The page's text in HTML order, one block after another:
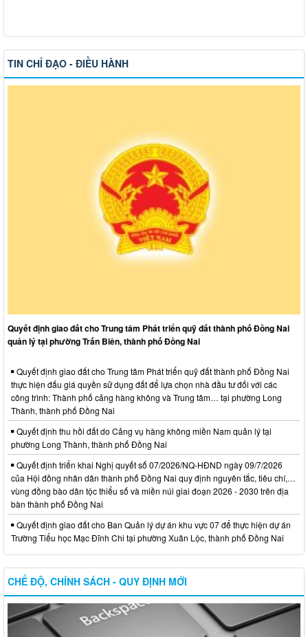
TIN CHỈ ĐẠO - ĐIỀU HÀNH
Quyết định giao đất cho Trung tâm Phát triển quỹ đất thành phố Đồng Nai
quản lý tại phường Trấn Biên, thành phố Đồng Nai
Quyết định giao đất cho Trung tâm Phát triển quỹ đất thành phố Đồng Nai
thực hiện đấu giá quyền sử dụng đất để lựa chọn nhà đầu tư đối với các
công trình: Thành phố cảng hàng không và Trung tâm… tại phường Long
Thành, thành phố Đồng Nai
Quyết định thu hồi đất do Cảng vụ hàng không miền Nam quản lý tại
phường Long Thành, thành phố Đồng Nai
Quyết định triển khai Nghị quyết số 07/2026/NQ-HĐND ngày 09/7/2026
của Hội đồng nhân dân thành phố Đồng Nai quy định nguyên tắc, tiêu chí,…
vùng đồng bào dân tộc thiểu số và miền núi giai đoạn 2026 - 2030 trên địa
bàn thành phố Đồng Nai
Quyết định giao đất cho Ban Quản lý dự án khu vực 07 để thực hiện dự án
Trường Tiểu học Mạc Đĩnh Chi tại phường Xuân Lộc, thành phố Đồng Nai
CHẾ ĐỘ, CHÍNH SÁCH - QUY ĐỊNH MỚI